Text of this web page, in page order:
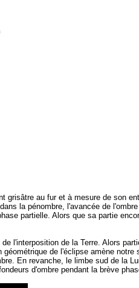
grisâtre au fur et à mesure de son
la pénombre, l'avancée de
partielle. Alors que sa partie
l'interposition de la Terre. Alors
de l'éclipse amène
En revanche, le limbe sud de la
d'ombre pendant la brève